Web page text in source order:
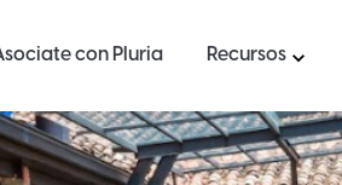
Asociate con Pluria Recursos